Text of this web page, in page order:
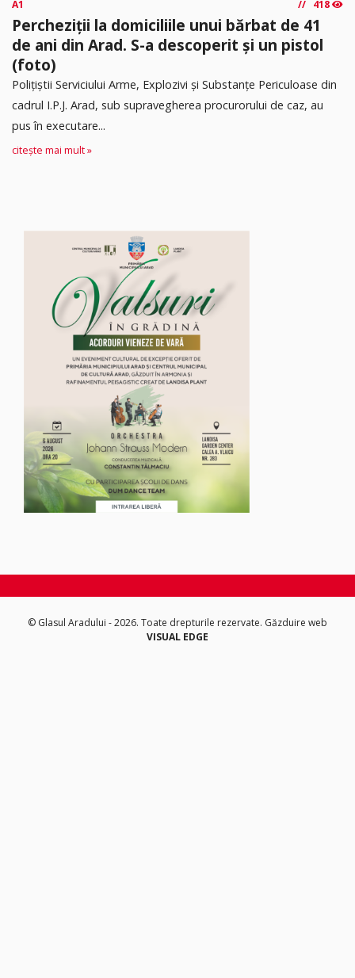
A1 418
Percheziții la domiciliile unui bărbat de 41
de ani din Arad. S-a descoperit și un pistol
(foto)
Polițiștii Serviciului Arme, Explozivi și Substanțe Periculoase din
cadrul I.P.J. Arad, sub supravegherea procurorului de caz, au
pus în executare...
citește mai mult »
© Glasul Aradului - 2026. Toate drepturile rezervate. Găzduire web
VISUAL EDGE